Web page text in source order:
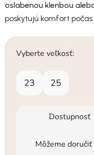
oslabenou klenbou
poskytujú komfort
Vyberte veľkosť:
23 25
Dostupnosť
Môžeme doručiť